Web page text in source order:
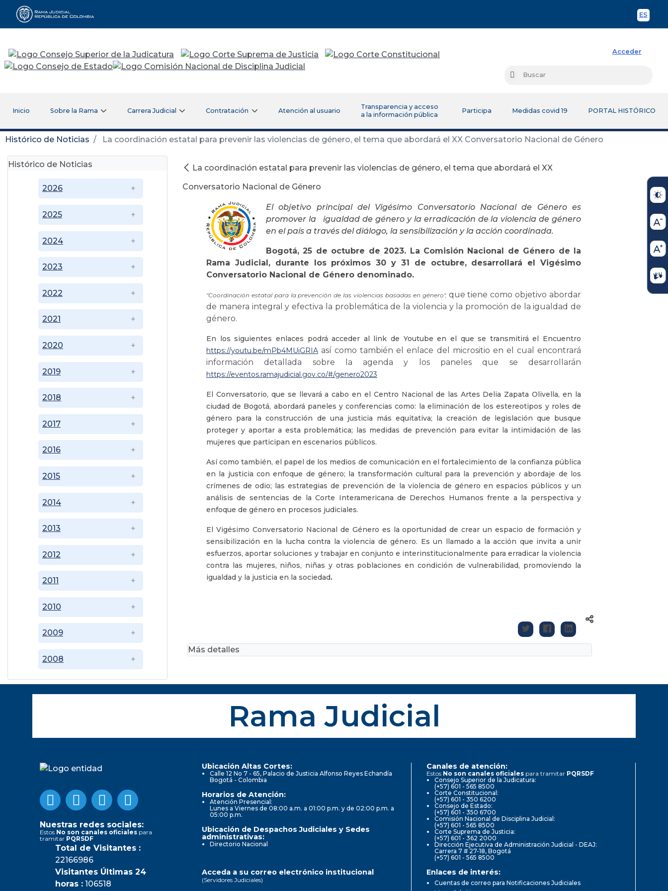
ES
Rama Judicial
Acceder
Buscar
Inicio Sobre la Rama Carrera Judicial Contratación Atención al usuario
Transparencia y acceso
a la información pública
Participa Medidas covid 19 PORTAL HISTÓRICO
Histórico de Noticias La coordinación estatal para prevenir las violencias de género, el tema que abordará el XX Conversatorio Nacional de Género
Histórico de Noticias
2008
2009
2010
2011
2012
2013
2014
2015
2016
2017
2018
2019
2020
2021
2022
2023
2024
2025
2026
La coordinación estatal para prevenir las violencias de género, el tema que abordará el XX
Conversatorio Nacional de Género
El objetivo principal del Vigésimo Conversatorio Nacional de Género es
promover la igualdad de género y la erradicación de la violencia de género
en el país a través del diálogo, la sensibilización y la acción coordinada.
Bogotá, 25 de octubre de 2023. La Comisión Nacional de Género de la
Rama Judicial, durante los próximos 30 y 31 de octubre, desarrollará el Vigésimo
Conversatorio Nacional de Género denominado.
"Coordinación estatal para la prevención de las violencias basadas en género", que tiene como objetivo abordar
de manera integral y efectiva la problemática de la violencia y la promoción de la igualdad de
género.
En los siguientes enlaces podrá acceder al link de Youtube en el que se transmitirá el Encuentro
https://youtu.be/mPb4MUiGRIA así como también el enlace del micrositio en el cual encontrará
información detallada sobre la agenda y los paneles que se desarrollarán
https://eventos.ramajudicial.gov.co/#/genero2023
El Conversatorio, que se llevará a cabo en el Centro Nacional de las Artes Delia Zapata Olivella, en la
ciudad de Bogotá, abordará paneles y conferencias como: la eliminación de los estereotipos y roles de
género para la construcción de una justicia más equitativa; la creación de legislación que busque
proteger y aportar a esta problemática; las medidas de prevención para evitar la intimidación de las
mujeres que participan en escenarios públicos.
Así como también, el papel de los medios de comunicación en el fortalecimiento de la confianza pública
en la justicia con enfoque de género; la transformación cultural para la prevención y abordaje de los
crímenes de odio; las estrategias de prevención de la violencia de género en espacios públicos y un
análisis de sentencias de la Corte Interamericana de Derechos Humanos frente a la perspectiva y
enfoque de género en procesos judiciales.
El Vigésimo Conversatorio Nacional de Género es la oportunidad de crear un espacio de formación y
sensibilización en la lucha contra la violencia de género. Es un llamado a la acción que invita a unir
esfuerzos, aportar soluciones y trabajar en conjunto e interinstitucionalmente para erradicar la violencia
contra las mujeres, niños, niñas y otras poblaciones en condición de vulnerabilidad, promoviendo la
igualdad y la justicia en la sociedad.
Más detalles
Rama Judicial
Nuestras redes sociales:
Estos No son canales oficiales para
tramitar PQRSDF
Total de Visitantes :
22166986
Visitantes Últimas 24
horas : 106518
Ubicación Altas Cortes:
Calle 12 No 7 - 65, Palacio de Justicia Alfonso Reyes Echandía
Bogotá - Colombia
Horarios de Atención:
Atención Presencial:
Lunes a Viernes de 08:00 a.m. a 01:00 p.m. y de 02:00 p.m. a
05:00 p.m.
Ubicación de Despachos Judiciales y Sedes
administrativas:
Directorio Nacional
Canales de atención:
Estos No son canales oficiales para tramitar PQRSDF
Consejo Superior de la Judicatura:
(+57) 601 - 565 8500
Corte Constitucional:
(+57) 601 - 350 6200
Consejo de Estado:
(+57) 601 - 350 6700
Comisión Nacional de Disciplina Judicial:
(+57) 601 - 565 8500
Corte Suprema de Justicia:
(+57) 601 - 362 2000
Dirección Ejecutiva de Administración Judicial - DEAJ:
Carrera 7 # 27-18, Bogotá
(+57) 601 - 565 8500
Acceda a su correo electrónico institucional
(Servidores Judiciales)
Enlaces de interés:
Cuentas de correo para Notificaciones Judiciales